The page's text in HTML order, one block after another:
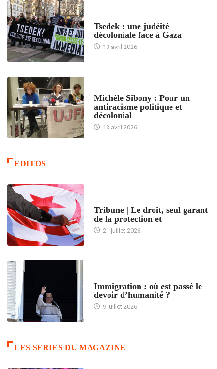
Tsedek : une judéité
décoloniale face à Gaza
13 avril 2026
Michèle Sibony : Pour un
antiracisme politique et
décolonial
13 avril 2026
EDITOS
Tribune | Le droit, seul garant
de la protection et
21 juillet 2026
Immigration : où est passé le
devoir d’humanité ?
9 juillet 2026
LES SERIES DU MAGAZINE